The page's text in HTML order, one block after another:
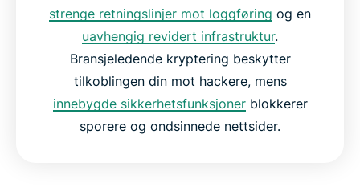
strenge retningslinjer mot loggføring og en
uavhengig revidert infrastruktur.
Bransjeledende kryptering beskytter
tilkoblingen din mot hackere, mens
innebygde sikkerhetsfunksjonerblokkerer
sporere og ondsinnede nettsider.